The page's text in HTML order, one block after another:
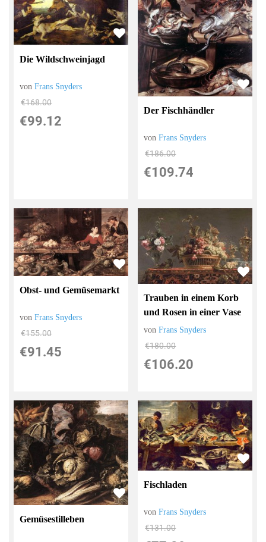
Die Wildschweinjagd
vonFrans Snyders
€168.00
€99.12
Der Fischhändler
vonFrans Snyders
€186.00
€109.74
Obst- und Gemüsemarkt
vonFrans Snyders
€155.00
€91.45
Trauben in einem Korb
und Rosen in einer Vase
vonFrans Snyders
€180.00
€106.20
Gemüsestilleben
Fischladen
vonFrans Snyders
€131.00